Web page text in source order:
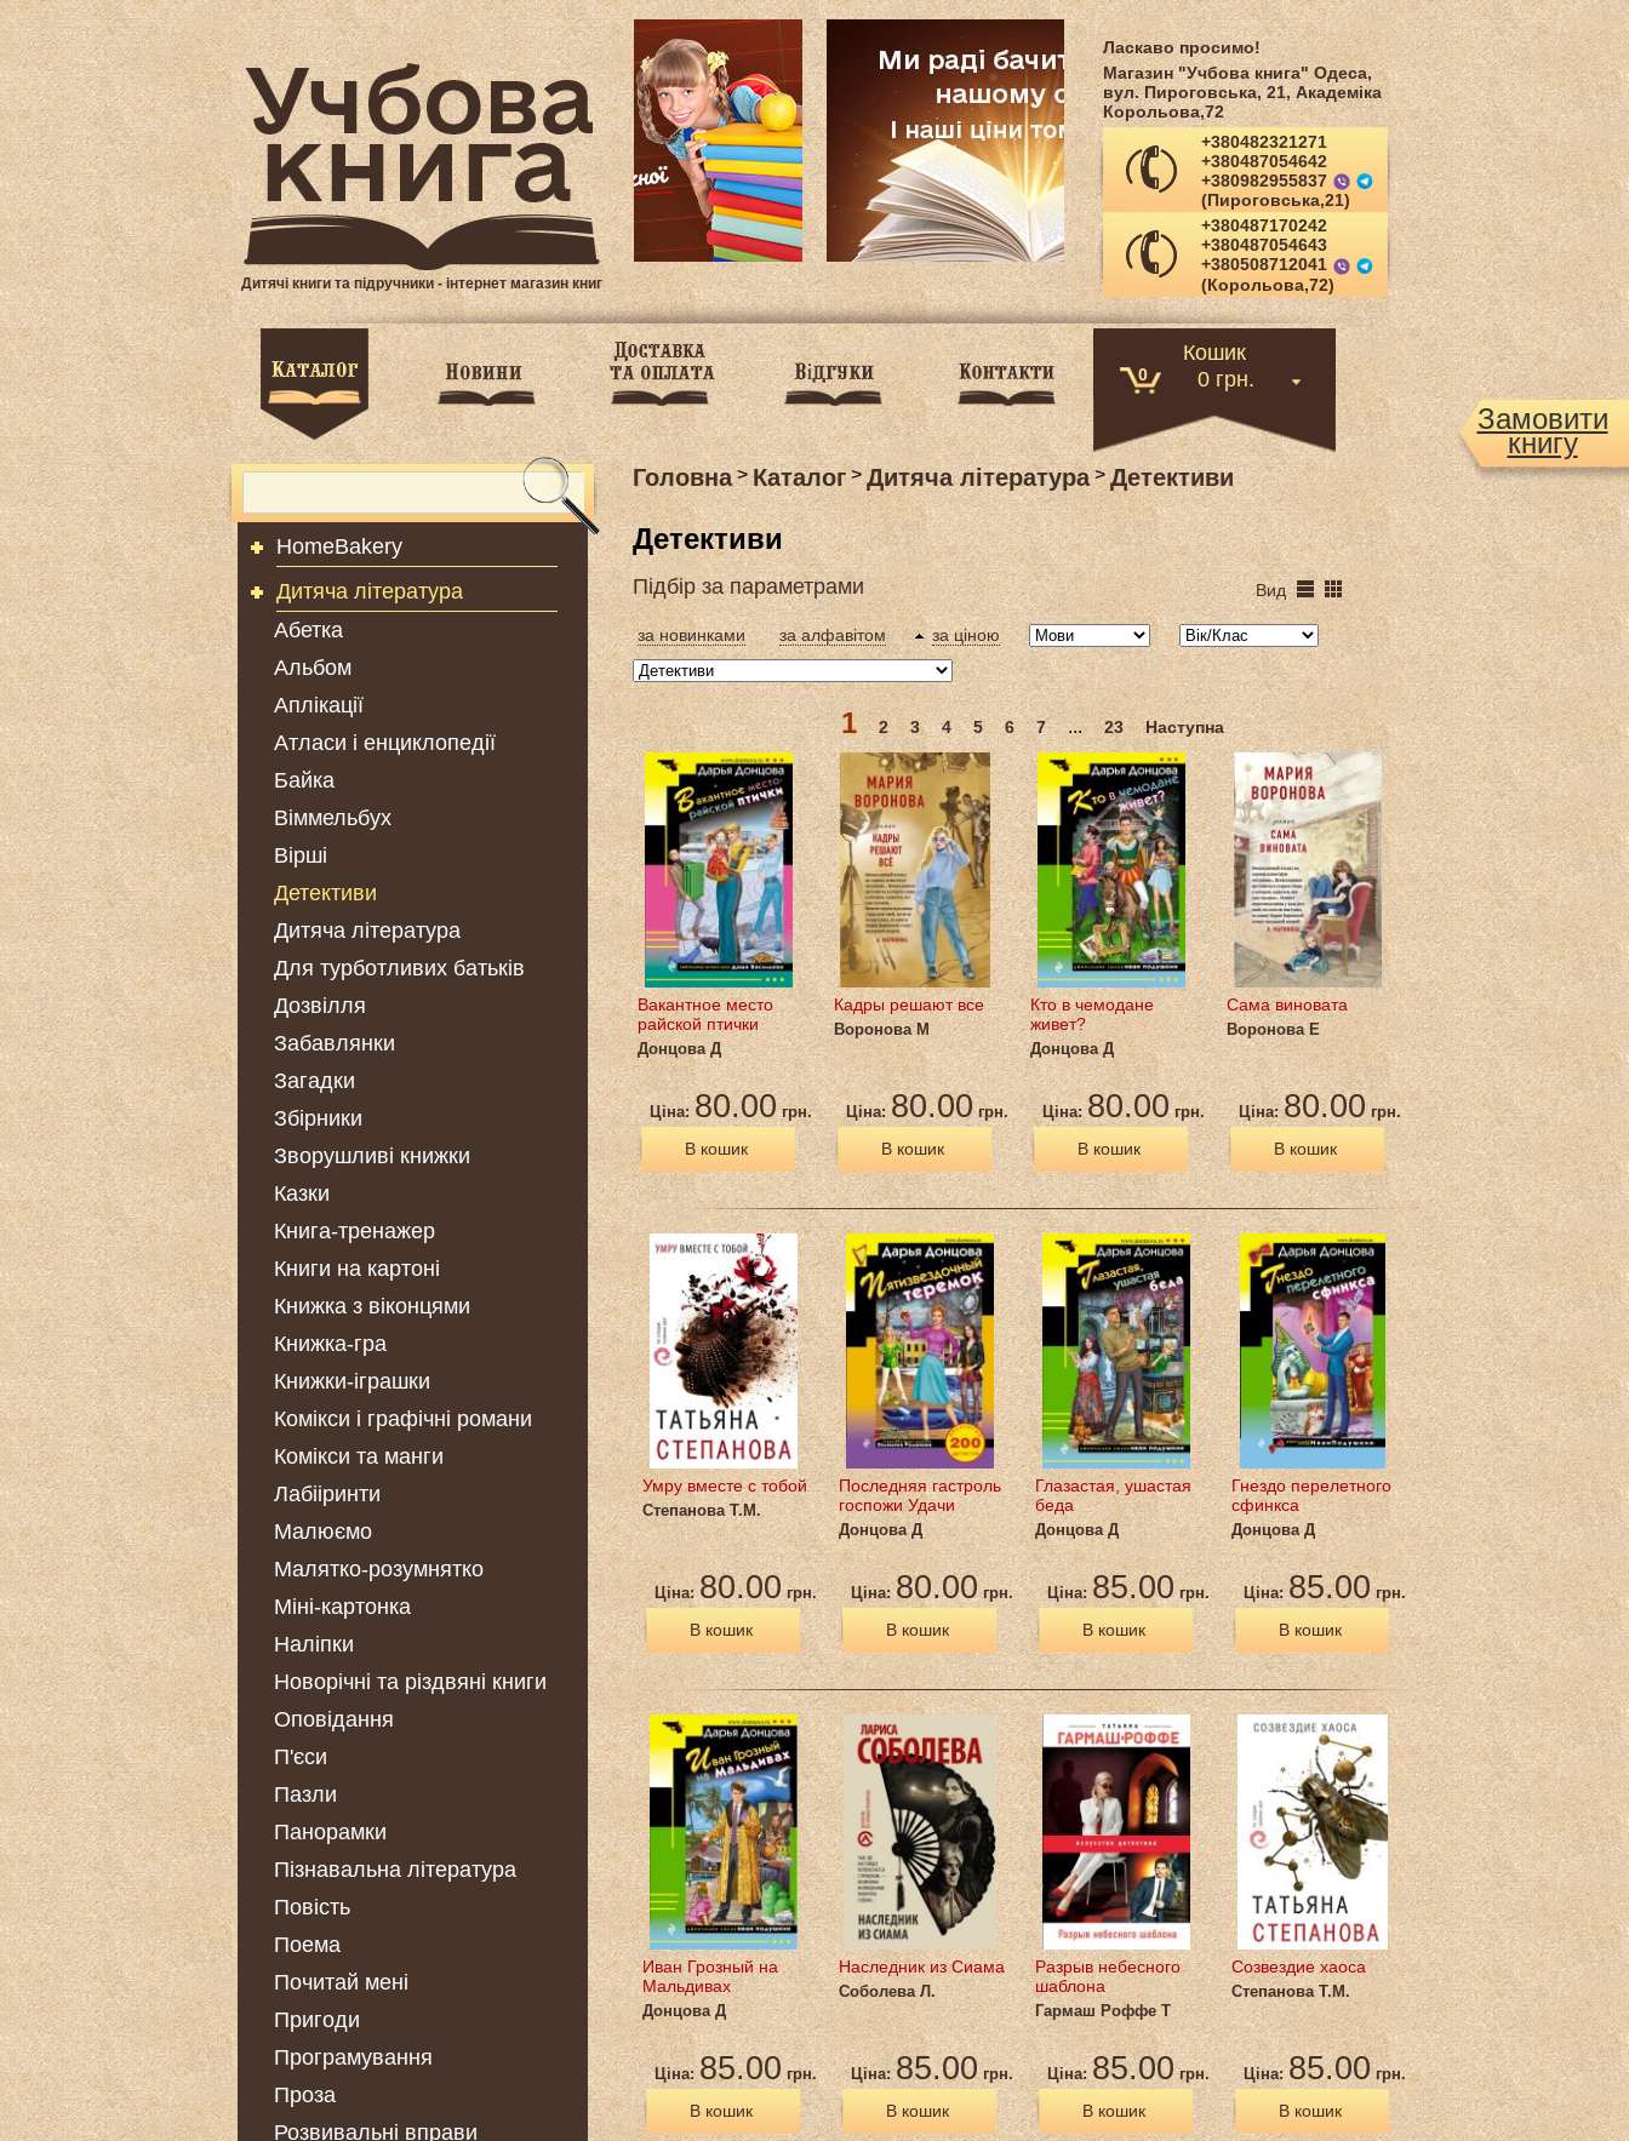
Дитячі книги та підручники - інтернет магазин книг
Ласкаво просимо!
Магазин "Учбова книга" Одеса,
вул. Пироговська, 21, Академіка
Корольова,72
+380482321271
+380487054642
+380982955837
(Пироговська,21)
+380487170242
+380487054643
+380508712041
(Корольова,72)
Кошик
0 0 грн.
HomeBakery
Дитяча література
Абетка
Альбом
Аплікації
Атласи і енциклопедії
Байка
Віммельбух
Вірші
Детективи
Дитяча література
Для турботливих батьків
Дозвілля
Забавлянки
Загадки
Збірники
Зворушливі книжки
Казки
Книга-тренажер
Книги на картоні
Книжка з віконцями
Книжка-гра
Книжки-іграшки
Комікси і графічні романи
Комікси та манги
Лабііринти
Малюємо
Малятко-розумнятко
Міні-картонка
Наліпки
Новорічні та різдвяні книги
Оповідання
П'єси
Пазли
Панорамки
Пізнавальна література
Повість
Поема
Почитай мені
Пригоди
Програмування
Проза
Розвивальні вправи
Головна > Каталог > Дитяча література > Детективи
Детективи
Підбір за параметрами Вид
за новинками за алфавітом за ціною
1 2 3 4 5 6 7 ... 23 Наступна
Вакантное место
райской птички
Донцова Д
Ціна: 80.00 грн.
В кошик
Кадры решают все
Воронова М
Ціна: 80.00 грн.
В кошик
Кто в чемодане
живет?
Донцова Д
Ціна:80.00 грн.
В кошик
Сама виновата
Воронова Е
Ціна: 80.00 грн.
В кошик
Умру вместе с тобой
Степанова Т.М.
Ціна: 80.00 грн.
В кошик
Последняя гастроль
госпожи Удачи
Донцова Д
Ціна:80.00 грн.
В кошик
Глазастая, ушастая
беда
Донцова Д
Ціна:85.00 грн.
В кошик
Гнездо перелетного
сфинкса
Донцова Д
Ціна:85.00 грн.
В кошик
Иван Грозный на
Мальдивах
Донцова Д
Ціна:85.00 грн.
В кошик
Наследник из Сиама
Соболева Л.
Ціна:85.00 грн.
В кошик
Разрыв небесного
шаблона
Гармаш Роффе Т
Ціна:85.00 грн.
В кошик
Созвездие хаоса
Степанова Т.М.
Ціна:85.00 грн.
В кошик
Замовити
книгу